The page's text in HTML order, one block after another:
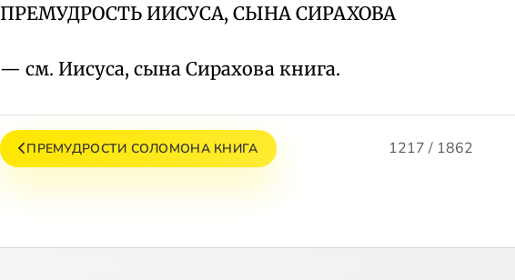
ПРЕМУДРОСТЬ ИИСУСА, СЫНА СИРАХОВА
— см. Иисуса, сына Сирахова книга.
ПРЕМУДРОСТИ СОЛОМОНА КНИГА 1217 / 1862